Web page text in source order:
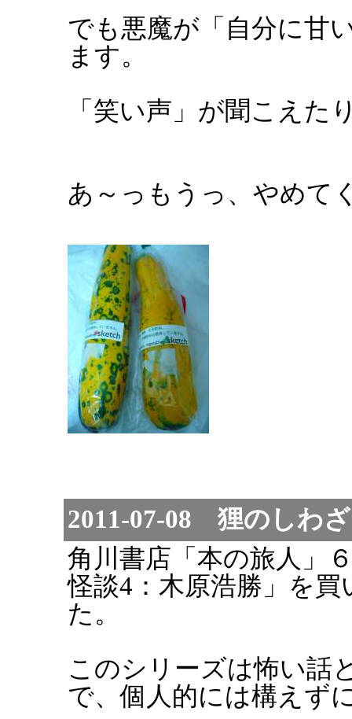
でも悪魔が「自分に甘
ます。
「笑い声」が聞こえた
あ～っもうっ、やめ
2011-07-08 狸のしわ
角川書店「本の旅人」
怪談4：木原浩勝」を
た。
このシリーズは怖い話
で、個人的には構えず